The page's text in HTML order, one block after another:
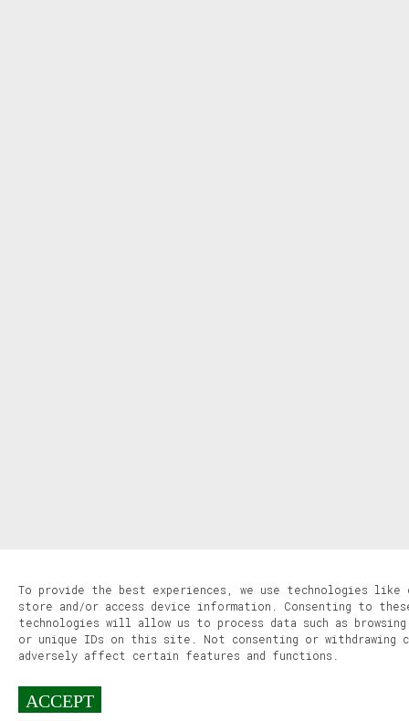
To provide the best experiences, we use technologies like
store and/or access device information. Consenting to
technologies will allow us to process data such as browsing
or unique IDs on this site. Not consenting or withdrawing
adversely affect certain features and functions.
ACCEPT